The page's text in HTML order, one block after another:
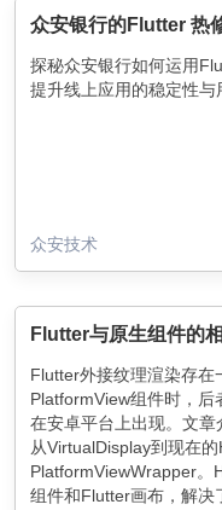
众安银行的Flutter 热
探秘众安银行如何运用
提升线上应用的稳定性与
众安技术
Flutter外接纹理渲染存在
PlatformView组件时，后
在安卓平台上出现。文章
从VirtualDisplay到现在
PlatformViewWrapper。
组件和Flutter画布，解决